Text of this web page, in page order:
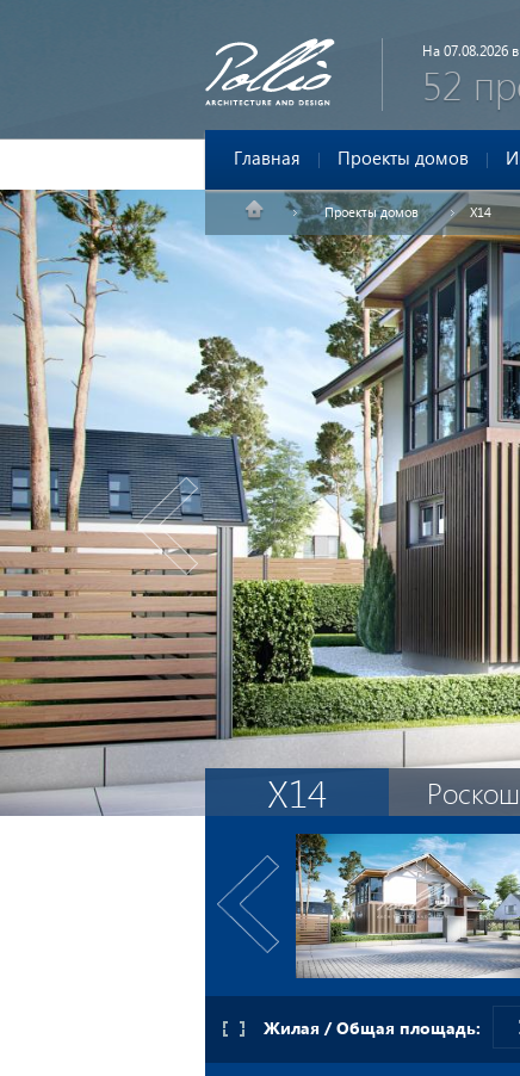
На 07.08.2026
52
Главная Проекты домов
Проекты домов X14
X14
Жилая / Общая площадь: